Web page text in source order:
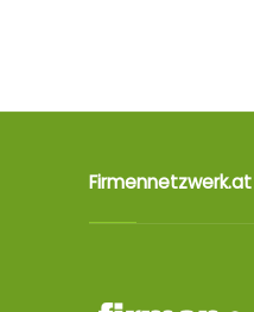
Firmennetzwerk.at